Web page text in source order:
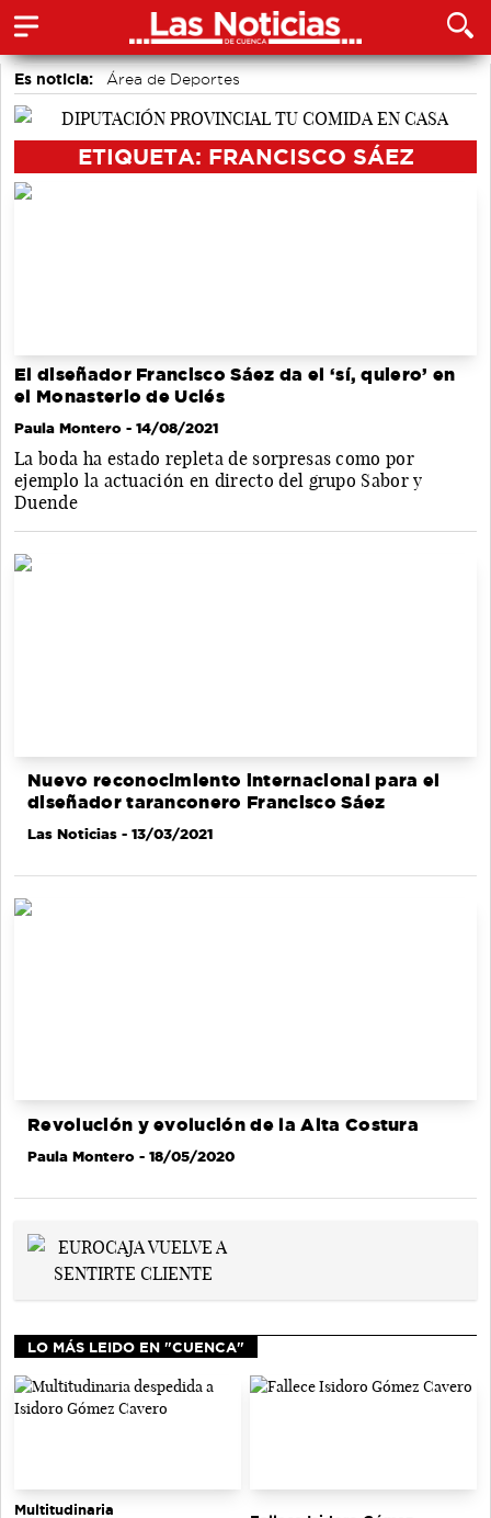
Es noticia:
Área de Deportes
Actividades culturales en Cuenca
Medio Ambiente
ETIQUETA: FRANCISCO SÁEZ
El diseñador Francisco Sáez da el ‘sí, quiero’ en
el Monasterio de Uclés
Paula Montero - 14/08/2021
La boda ha estado repleta de sorpresas como por
ejemplo la actuación en directo del grupo Sabor y
Duende
Nuevo reconocimiento internacional para el
diseñador taranconero Francisco Sáez
Las Noticias - 13/03/2021
Revolución y evolución de la Alta Costura
Paula Montero - 18/05/2020
LO MÁS LEIDO EN "CUENCA"
Multitudinaria